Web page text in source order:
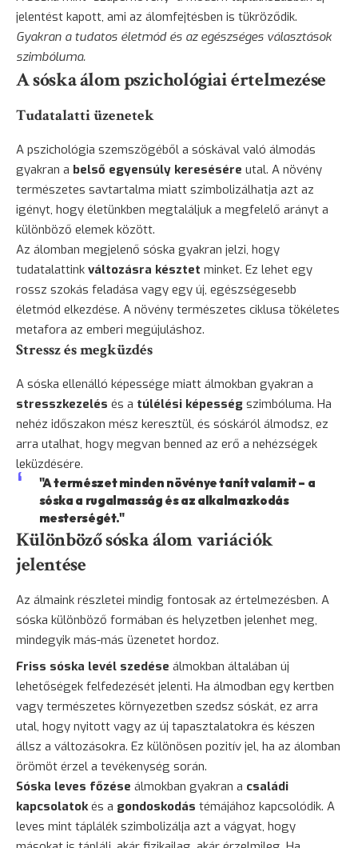
jelentést kapott, ami az álomfejtésben is tükröződik.
Gyakran a tudatos életmód és az egészséges választások
szimbóluma.
A sóska álom pszichológiai értelmezése
Tudatalatti üzenetek
A pszichológia szemszögéből a sóskával való álmodás
gyakran a belső egyensúly keresésére utal. A növény
természetes savtartalma miatt szimbolizálhatja azt az
igényt, hogy életünkben megtaláljuk a megfelelő arányt a
különböző elemek között.
Az álomban megjelenő sóska gyakran jelzi, hogy
tudatalattink változásra késztet minket. Ez lehet egy
rossz szokás feladása vagy egy új, egészségesebb
életmód elkezdése. A növény természetes ciklusa tökéletes
metafora az emberi megújuláshoz.
Stressz és megküzdés
A sóska ellenálló képessége miatt álmokban gyakran a
stresszkezelés és a túlélési képesség szimbóluma. Ha
nehéz időszakon mész keresztül, és sóskáról álmodsz, ez
arra utalhat, hogy megvan benned az erő a nehézségek
leküzdésére.
"A természet minden növénye tanít valamit – a
sóska a rugalmasság és az alkalmazkodás
mesterségét."
Különböző sóska álom variációk
jelentése
Az álmaink részletei mindig fontosak az értelmezésben. A
sóska különböző formában és helyzetben jelenhet meg,
mindegyik más-más üzenetet hordoz.
Friss sóska levél szedése álmokban általában új
lehetőségek felfedezését jelenti. Ha álmodban egy kertben
vagy természetes környezetben szedsz sóskát, ez arra
utal, hogy nyitott vagy az új tapasztalatokra és készen
állsz a változásokra. Ez különösen pozitív jel, ha az álomban
örömöt érzel a tevékenység során.
Sóska leves főzése álmokban gyakran a családi
kapcsolatokés a gondoskodás témájához kapcsolódik. A
leves mint táplálék szimbolizálja azt a vágyat, hogy